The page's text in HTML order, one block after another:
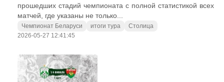
прошедших стадий чемпионата с полной статистикой всех
матчей, где указаны не только...
Чемпионат Беларуси итоги тура
Столица
2026-05-27 12:41:45